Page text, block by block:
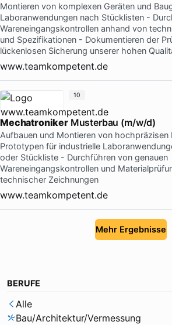
Montieren von komplexen Geräten und
Laboranwendungen nach Stücklisten -
Wareneingangskontrollen anhand von
und Spezifikationen - Dokumentieren der
lückenlosen Sicherung unserer hohen
www.teamkompetent.de
MechatronikerMusterbau (m/w/d)
Aufbauen und Montieren von hochpräzisen
Prototypen für industrielle
oder Stückliste - Durchführen von genauen
Wareneingangskontrollen und
technischer Zeichnungen
www.teamkompetent.de
10
Mehr Ergebnisse
BERUFE
Alle
Bau/Architektur/Vermessung